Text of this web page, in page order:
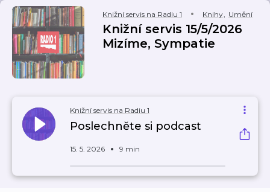
Knižní servis na Radiu 1 Knihy, Umění
Knižní servis 15/5/2026
Mizíme, Sympatie
Knižní servis na Radiu 1
Poslechněte si podcast
15. 5. 2026 9 min